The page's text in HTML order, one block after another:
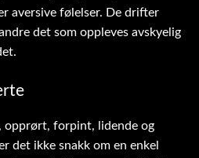
aversive følelser. De drifter
det som oppleves avskyelig
forpint, lidende og
det ikke snakk om en enkel